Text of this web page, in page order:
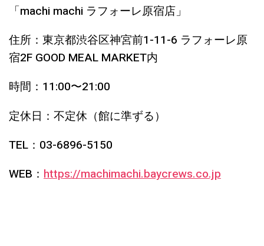
「machi machi ラフォーレ原宿店」
住所：東京都渋谷区神宮前1-11-6 ラフォーレ原
宿2F GOOD MEAL MARKET内
時間：11:00〜21:00
定休日：不定休（館に準ずる）
TEL：03-6896-5150
WEB： https://machimachi.baycrews.co.jp